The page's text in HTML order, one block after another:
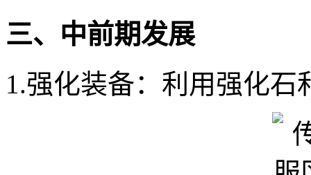
三、中前期发展
1.强化装备：利用强化